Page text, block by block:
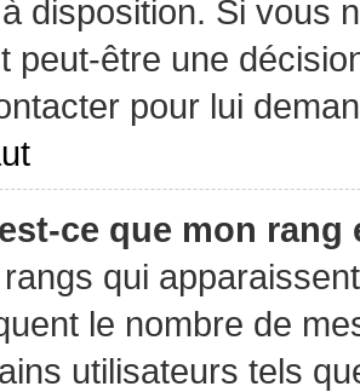
disposition. Si vous
peut-être une
pour lui
ce que mon
qui
le nombre de
utilisateurs tels